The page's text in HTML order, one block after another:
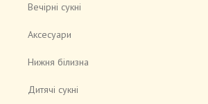
Вечірні сукні
Аксесуари
Нижня білизна
Дитячі сукні